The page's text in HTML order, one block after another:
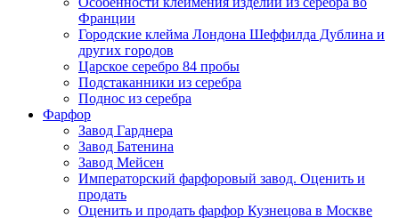
Франции
Городские клейма Лондона Шеффилда Дублина и
других городов
Царское серебро 84 пробы
Подстаканники из серебра
Поднос из серебра
Фарфор
Завод Гарднера
Завод Батенина
Завод Мейсен
Императорский фарфоровый завод. Оценить и
продать
Оценить и продать фарфор Кузнецова в Москве